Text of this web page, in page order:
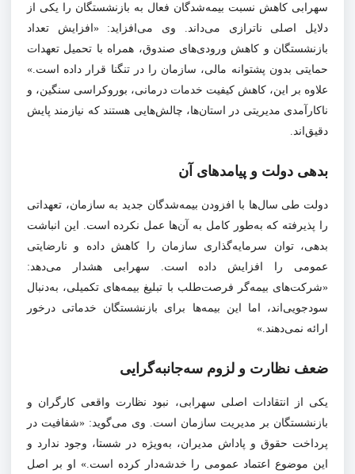
سهرابی کاهش نسبت بیمه‌شدگان فعال به بازنشستگان را یکی از
دلایل اصلی ناترازی می‌داند. وی می‌افزاید: «افزایش تعداد
بازنشستگان و کاهش ورودی‌های صندوق، همراه با تحمیل تعهدات
حمایتی بدون پشتوانه مالی، سازمان را در تنگنا قرار داده است.»
علاوه بر این، کاهش کیفیت خدمات درمانی، بوروکراسی سنگین، و
ناکارآمدی مدیریتی در استان‌ها، چالش‌هایی هستند که نیازمند پایش
دقیق‌اند.
بدهی دولت و پیامدهای آن
دولت طی سال‌ها با افزودن بیمه‌شدگان جدید به سازمان، تعهداتی
را پذیرفته که به‌طور کامل به آن‌ها عمل نکرده است. این انباشت
بدهی، توان سرمایه‌گذاری سازمان را کاهش داده و نارضایتی
عمومی را افزایش داده است. سهرابی هشدار می‌دهد:
«شرکت‌های بیمه‌گر فرصت‌طلب با تبلیغ بیمه‌های تکمیلی، به‌دنبال
سودجویی‌اند، اما این بیمه‌ها برای بازنشستگان خدماتی درخور
ارائه نمی‌دهند.»
ضعف نظارت و لزوم سه‌جانبه‌گرایی
یکی از انتقادات اصلی سهرابی، نبود نظارت واقعی کارگران و
بازنشستگان بر مدیریت سازمان است. وی می‌گوید: «شفافیت در
پرداخت حقوق و پاداش مدیران، به‌ویژه در شستا، وجود ندارد و
این موضوع اعتماد عمومی را خدشه‌دار کرده است.» او بر اصل